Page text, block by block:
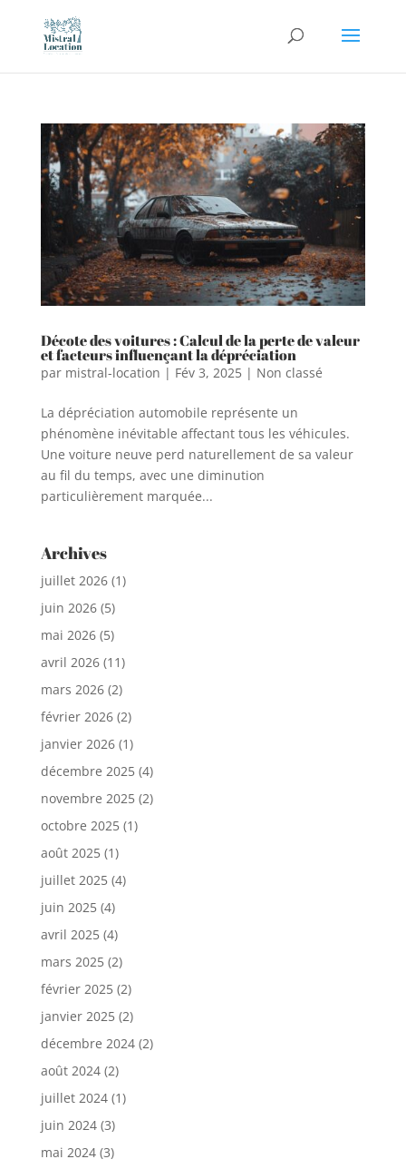
Décote des voitures : Calcul de la perte de valeur
et facteurs influençant la dépréciation
par mistral-location | Fév 3, 2025| Non classé
La dépréciation automobile représente un
phénomène inévitable affectant tous les véhicules.
Une voiture neuve perd naturellement de sa valeur
au fil du temps, avec une diminution
particulièrement marquée...
Archives
juillet 2026(1)
juin 2026(5)
mai 2026(5)
avril 2026(11)
mars 2026(2)
février 2026(2)
janvier 2026(1)
décembre 2025(4)
novembre 2025(2)
octobre 2025(1)
août 2025(1)
juillet 2025(4)
juin 2025(4)
avril 2025(4)
mars 2025(2)
février 2025(2)
janvier 2025(2)
décembre 2024(2)
août 2024(2)
juillet 2024(1)
juin 2024(3)
mai 2024(3)